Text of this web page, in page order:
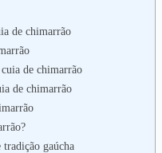
de chimarrão
de chimarrão
de chimarrão
gaúcha